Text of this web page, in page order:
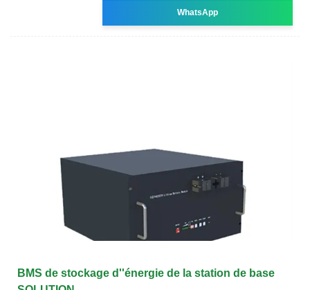
WhatsApp
BMS de stockage d''énergie de la station de base